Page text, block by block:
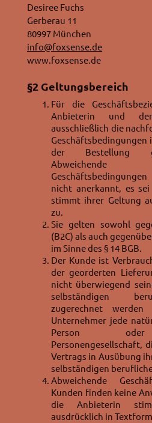
Desiree Fuchs
Gerberau 11
80997 München
info@foxsense.de
www.foxsense.de
§2 Geltungsbereich
Für die
Anbieterin und
ausschließlich die
der Bestellung
nicht anerkannt, es
stimmt ihrer Geltung
zu.
Sie gelten sowohl
(B2C) als auch
im Sinne des § 14 BGB.
Der Kunde ist
der georderten
nicht überwiegend
selbständigen
zugerechnet
Unternehmer jede
Person oder
Personengesellschaft,
Vertrags in Ausübung
selbständigen
Abweichende
Kunden finden keine
die Anbieterin
ausdrücklich in